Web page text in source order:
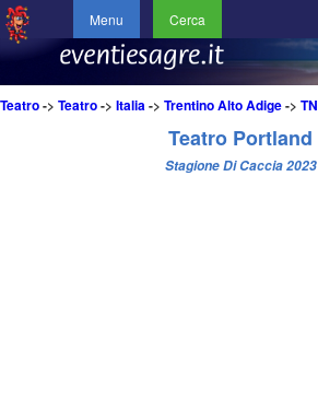
Menu Cerca
Teatro-> Teatro-> Italia-> Trentino Alto Adige-> TN
Teatro Portland
Stagione Di Caccia 2023